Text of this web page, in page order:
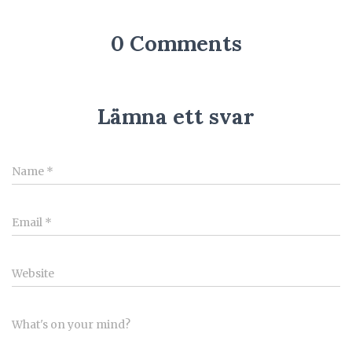
0 Comments
Lämna ett svar
Name *
Email *
Website
What's on your mind?